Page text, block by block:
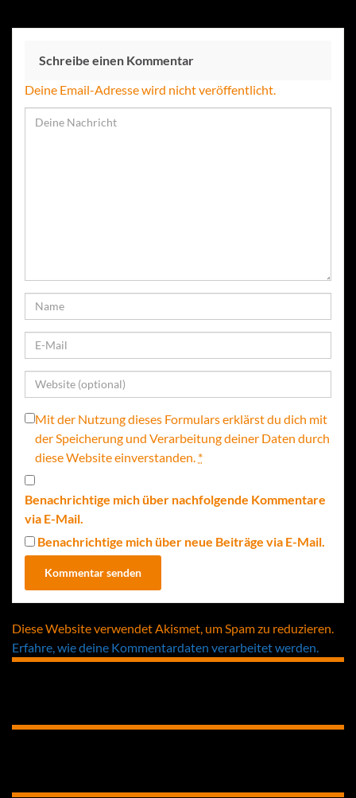
Schreibe einen Kommentar
Deine Email-Adresse wird nicht veröffentlicht.
Mit der Nutzung dieses Formulars erklärst du dich mit
der Speicherung und Verarbeitung deiner Daten durch
diese Website einverstanden. *
Benachrichtige mich über nachfolgende Kommentare
via E-Mail.
Benachrichtige mich über neue Beiträge via E-Mail.
Diese Website verwendet Akismet, um Spam zu reduzieren.
Erfahre, wie deine Kommentardaten verarbeitet werden.